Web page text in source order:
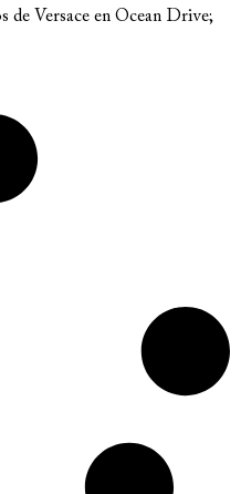
de Versace en Ocean Drive;